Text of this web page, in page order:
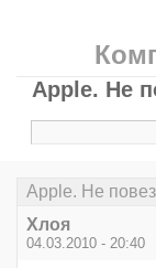
Apple. Не
Apple. Не
Хлоя
04.03.2010 - 20:40